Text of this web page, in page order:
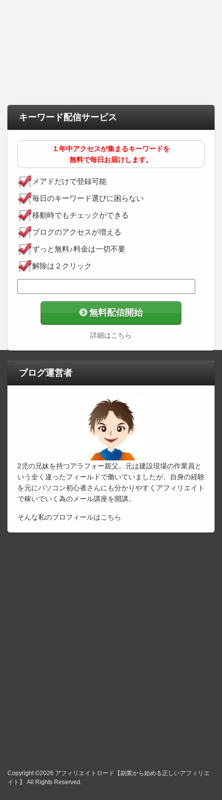
キーワード配信サービス
１年中アクセスが集まるキーワードを
無料で毎日お届けします。
メアドだけで登録可能
毎日のキーワード選びに困らない
移動時でもチェックができる
ブログのアクセスが増える
ずっと無料♪料金は一切不要
解除は２クリック
無料配信開始
詳細はこちら
ブログ運営者
2児の兄妹を持つアラフォー親父。元は建設現場の作業員と
いう全く違ったフィールドで働いていましたが、自身の経験
を元にパソコン初心者さんにも分かりやすくアフィリエイト
で稼いでいく為のメール講座を開講。
そんな私のプロフィールはこちら
Copyright ©2026 アフィリエイトロード【副業から始める正しいアフィリエ
イト】
All Rights Reserved.